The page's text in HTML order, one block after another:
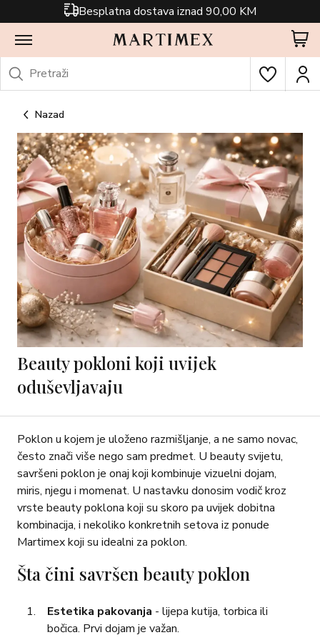
Besplatna dostava iznad 90,00 KM
Nazad
Beauty pokloni koji uvijek
oduševljavaju
Poklon u kojem je uloženo razmišljanje, a ne samo novac,
često znači više nego sam predmet. U beauty svijetu,
savršeni poklon je onaj koji kombinuje vizuelni dojam,
miris, njegu i momenat. U nastavku donosim vodič kroz
vrste beauty poklona koji su skoro pa uvijek dobitna
kombinacija, i nekoliko konkretnih setova iz ponude
Martimex koji su idealni za poklon.
Šta čini savršen beauty poklon
Estetika pakovanja - lijepa kutija, torbica ili
bočica. Prvi dojam je važan.